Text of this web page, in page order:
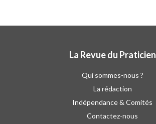
La Revue du Praticien
Qui sommes-nous ?
La rédaction
Indépendance & Comités
Contactez-nous